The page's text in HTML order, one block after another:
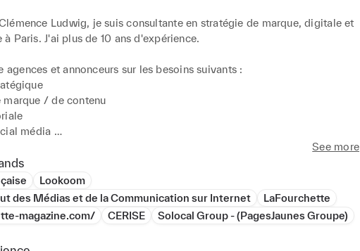
Ludwig, je suis consultante en stratégie de marque, digitale et
Paris. J'ai plus de 10 ans d'expérience.
agences et annonceurs sur les besoins suivants :
marque / de contenu
média
et observatrice, j'aime suivre les tendances et décrypter le monde qui
pour aider des marques à faire parler d’elles, raconter leur
RÉFÉRENCES :
See more
Lookoom
des Médias et de la Communication sur Internet
LaFourchette
magazine.com/
CERISE
Solocal Group - (PagesJaunes Groupe)